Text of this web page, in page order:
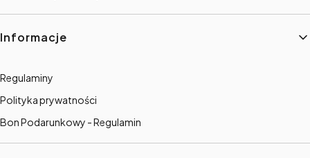
Informacje
Regulaminy
Polityka prywatności
Bon Podarunkowy - Regulamin